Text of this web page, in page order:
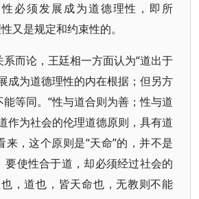
必须发展成为道德理性，即所
又是规定和约束性的。
而论，王廷相一方面认为“道出于
成为道德理性的内在根据；但另方
等同。“性与道合则为善；性与道
作为社会的伦理道德原则，具有道
来，这个原则是“天命”的，并不是
要使性合于道，却必须经过社会的
，道也，皆天命也，无教则不能